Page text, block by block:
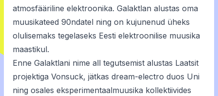
atmosfääriline elektroonika. Galaktlan alustas oma
muusikateed 90ndatel ning on kujunenud üheks
olulisemaks tegelaseks Eesti elektroonilise muusika
maastikul.
Enne Galaktlani nime all tegutsemist alustas Laatsit
projektiga Vonsuck, jätkas dream-electro duos Uni
ning osales eksperimentaalmuusika kollektiivides